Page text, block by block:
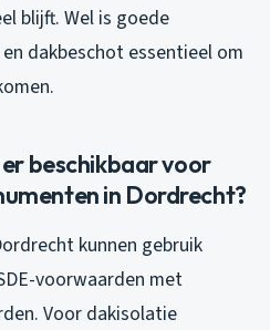
blijft. Wel is goede
dakbeschot essentieel om
beschikbaar voor
in Dordrecht?
kunnen gebruik
voorwaarden met
Voor dakisolatie